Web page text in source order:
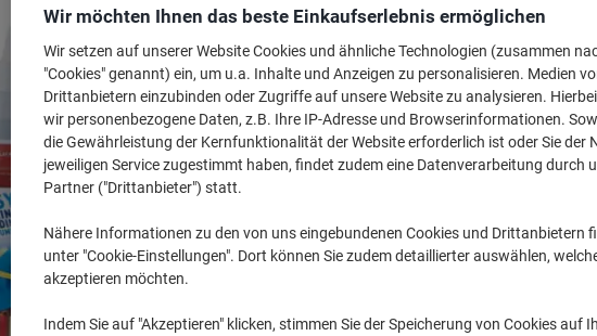
€ 22,99
pro Pack
Ab 3 Pack
€ 27,59 inkl. USt
Menge exkl. USt
1Pack € 25,49
Menge
Wir möchten Ihnen das beste Einkaufserlebnis ermöglichen
Wir setzen auf unserer Website Cookies und ähnliche Technologien (zusammen
"Cookies" genannt) ein, um u.a. Inhalte und Anzeigen zu personalisieren. Medien
Drittanbietern einzubinden oder Zugriffe auf unsere Website zu analysieren.
wir personenbezogene Daten, z.B. Ihre IP-Adresse und Browserinformationen.
die Gewährleistung der Kernfunktionalität der Website erforderlich ist oder Sie der
jeweiligen Service zugestimmt haben, findet zudem eine Datenverarbeitung durch
Partner ("Drittanbieter") statt.
Nähere Informationen zu den von uns eingebundenen Cookies und Drittanbietern
unter "Cookie-Einstellungen". Dort können Sie zudem detaillierter auswählen,
akzeptieren möchten.
Indem Sie auf "Akzeptieren" klicken, stimmen Sie der Speicherung von Cookies auf